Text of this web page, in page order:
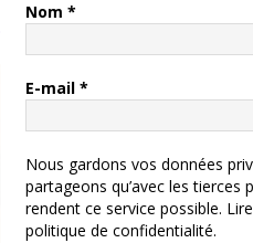
Nom *
E-mail *
Nous gardons vos données
partageons qu’avec les tierces
rendent ce service possible.
politique de confidentialité.